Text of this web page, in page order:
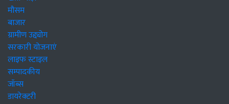
मौसम
बाजार
ग्रामीण उद्द्योग
सरकारी योजनाएं
लाइफ स्टाइल
सम्पादकीय
जॉब्स
डायरेक्टरी